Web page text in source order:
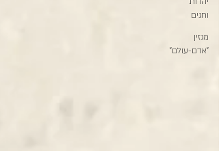
וחגים
מגזין
״אדם-עולם״